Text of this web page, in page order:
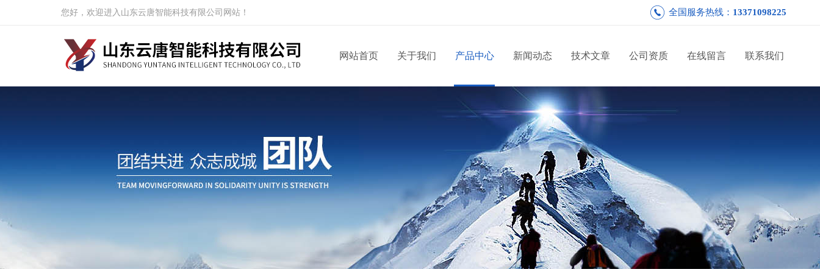
您好，欢迎进入山东云唐智能科技有限公司网站！ 全国服务热线： 13371098225
网站首页 关于我们 产品中心 新闻动态 技术文章 公司资质 在线留言 联系我们